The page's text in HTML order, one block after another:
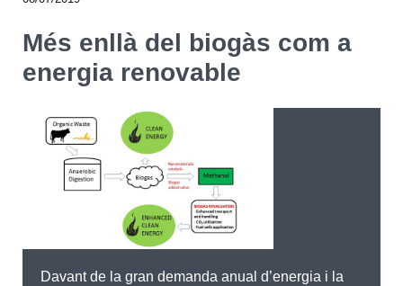
English Español
CERCAR
Més enllà del biogàs com a
energia renovable
Davant de la gran demanda anual d’energia i la